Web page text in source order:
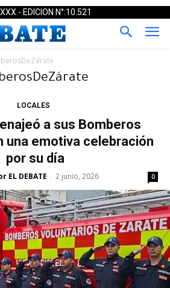
- EDICION N°:10.521
LOCALES
a sus Bomberos
una emotiva celebración
por su día
EL DEBATE - 2 junio, 2026 0